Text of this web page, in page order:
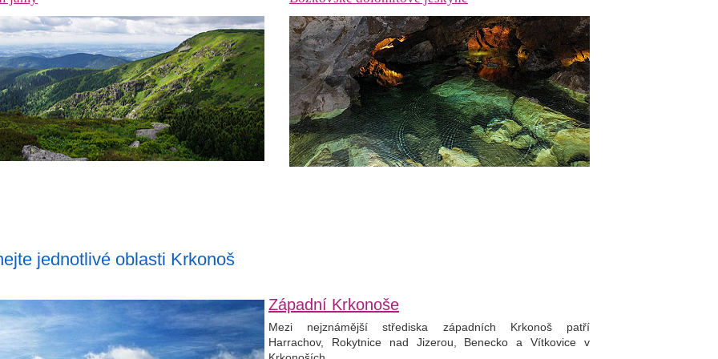
jednotlivé oblasti Krkonoš
Západní Krkonoše
Mezi nejznámější střediska západních Krkonoš patří
Harrachov, Rokytnice nad Jizerou, Benecko a Vítkovice v